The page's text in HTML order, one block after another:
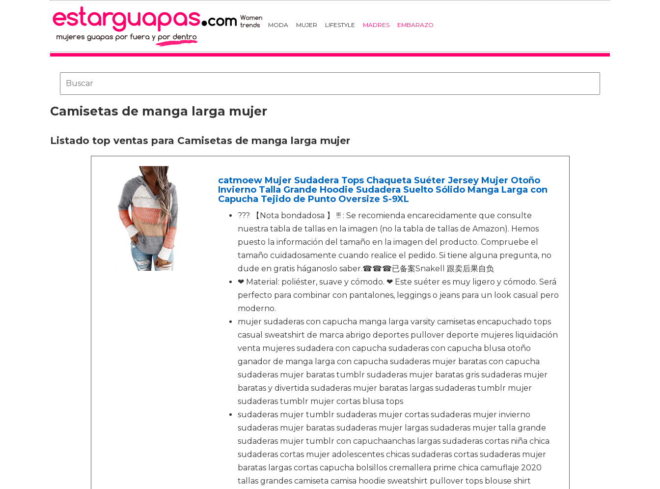
MODA MUJER LIFESTYLE MADRES EMBARAZO
Camisetas de manga larga mujer
Listado top ventas para Camisetas de manga larga mujer
catmoew Mujer Sudadera Tops Chaqueta Suéter Jersey Mujer Otoño
Invierno Talla Grande Hoodie Sudadera Suelto Sólido Manga Larga con
Capucha Tejido de Punto Oversize S-9XL
??? 【Nota bondadosa 】 !!! : Se recomienda encarecidamente que consulte
nuestra tabla de tallas en la imagen (no la tabla de tallas de Amazon). Hemos
puesto la información del tamaño en la imagen del producto. Compruebe el
tamaño cuidadosamente cuando realice el pedido. Si tiene alguna pregunta, no
dude en gratis háganoslo saber.☎☎☎已备案Snakell 跟卖后果自负
❤ Material: poliéster, suave y cómodo. ❤ Este suéter es muy ligero y cómodo. Será
perfecto para combinar con pantalones, leggings o jeans para un look casual pero
moderno.
mujer sudaderas con capucha manga larga varsity camisetas encapuchado tops
casual sweatshirt de marca abrigo deportes pullover deporte mujeres liquidación
venta mujeres sudadera con capucha sudaderas con capucha blusa otoño
ganador de manga larga con capucha sudaderas mujer baratas con capucha
sudaderas mujer baratas tumblr sudaderas mujer baratas gris sudaderas mujer
baratas y divertida sudaderas mujer baratas largas sudaderas tumblr mujer
sudaderas tumblr mujer cortas blusa tops
sudaderas mujer tumblr sudaderas mujer cortas sudaderas mujer invierno
sudaderas mujer baratas sudaderas mujer largas sudaderas mujer talla grande
sudaderas mujer tumblr con capuchaanchas largas sudaderas cortas niña chica
sudaderas cortas mujer adolescentes chicas sudaderas cortas sudaderas mujer
baratas largas cortas capucha bolsillos cremallera prime chica camuflaje 2020
tallas grandes camiseta camisa hoodie sweatshirt pullover tops blouse shirt